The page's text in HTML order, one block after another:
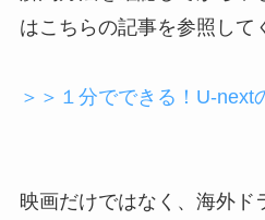
はこちらの記事を参照して
＞＞１分でできる！U-next
映画だけではなく、海外ド